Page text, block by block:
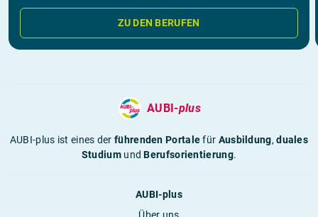
ZU DEN BERUFEN
AUBI-plus
AUBI-plus ist eines derführenden Portalefür Ausbildung,duales
StudiumundBerufsorientierung.
AUBI-plus